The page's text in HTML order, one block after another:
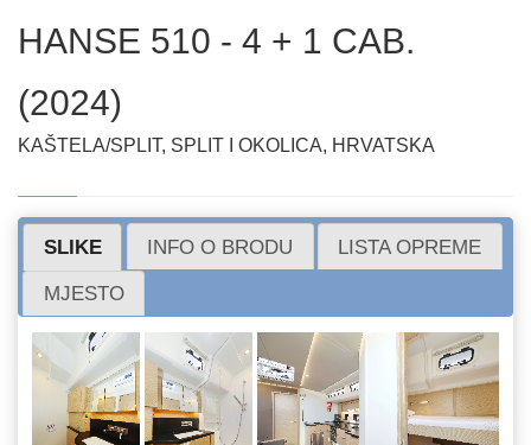
HANSE 510 - 4 + 1 CAB.
(2024)
KAŠTELA/SPLIT, SPLIT I OKOLICA, HRVATSKA
SLIKE INFO O BRODU LISTA OPREME
MJESTO